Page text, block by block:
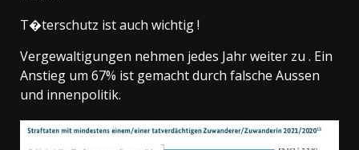
T�terschutz ist auch wichtig !
Vergewaltigungen nehmen jedes Jahr weiter zu . Ein
Anstieg um 67% ist gemacht durch falsche Aussen
und innenpolitik.